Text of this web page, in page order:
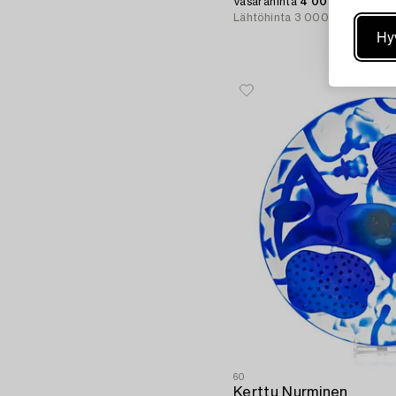
Lähtöhinta 3 000 - 4 000
60
Kerttu Nurminen